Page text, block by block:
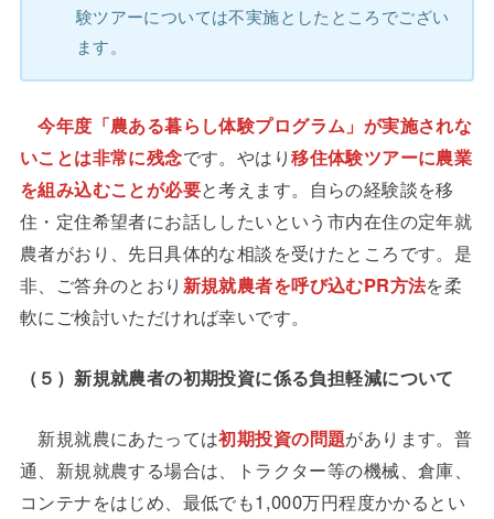
験ツアーについては不実施としたところでござい
ます。
今年度「農ある暮らし体験プログラム」が実施されな
いことは非常に残念です。やはり移住体験ツアーに農業
を組み込むことが必要と考えます。自らの経験談を移
住・定住希望者にお話ししたいという市内在住の定年就
農者がおり、先日具体的な相談を受けたところです。是
非、ご答弁のとおり 新規就農者を呼び込むPR方法を柔
軟にご検討いただければ幸いです。
（５）新規就農者の初期投資に係る負担軽減について
新規就農にあたっては初期投資の問題があります。普
通、新規就農する場合は、トラクター等の機械、倉庫、
コンテナをはじめ、最低でも1,000万円程度かかるとい